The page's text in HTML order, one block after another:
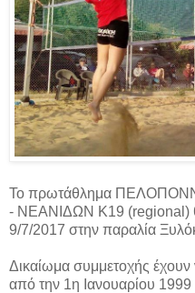
Το πρωτάθλημα
- ΝΕΑΝΙΔΩΝ Κ19 (regional)
9/7/2017 στην παραλία
Δικαίωμα συμμετοχής έχουν
από την 1η Ιανουαρίου 1999